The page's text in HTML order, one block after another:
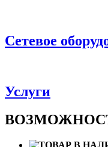
Сетевое
Услуги